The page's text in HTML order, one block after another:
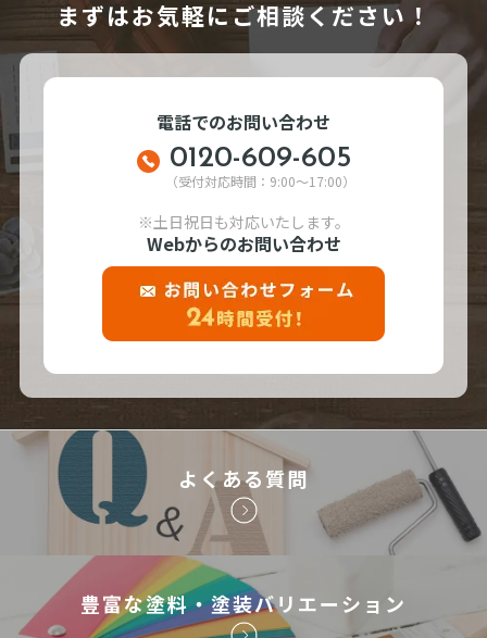
まずはお気軽にご相談ください！
電話でのお問い合わせ
0120-609-605
（受付対応時間：9:00～17:00）
※土日祝日も対応いたします。
Webからのお問い合わせ
よくある質問
豊富な塗料・塗装バリエーション